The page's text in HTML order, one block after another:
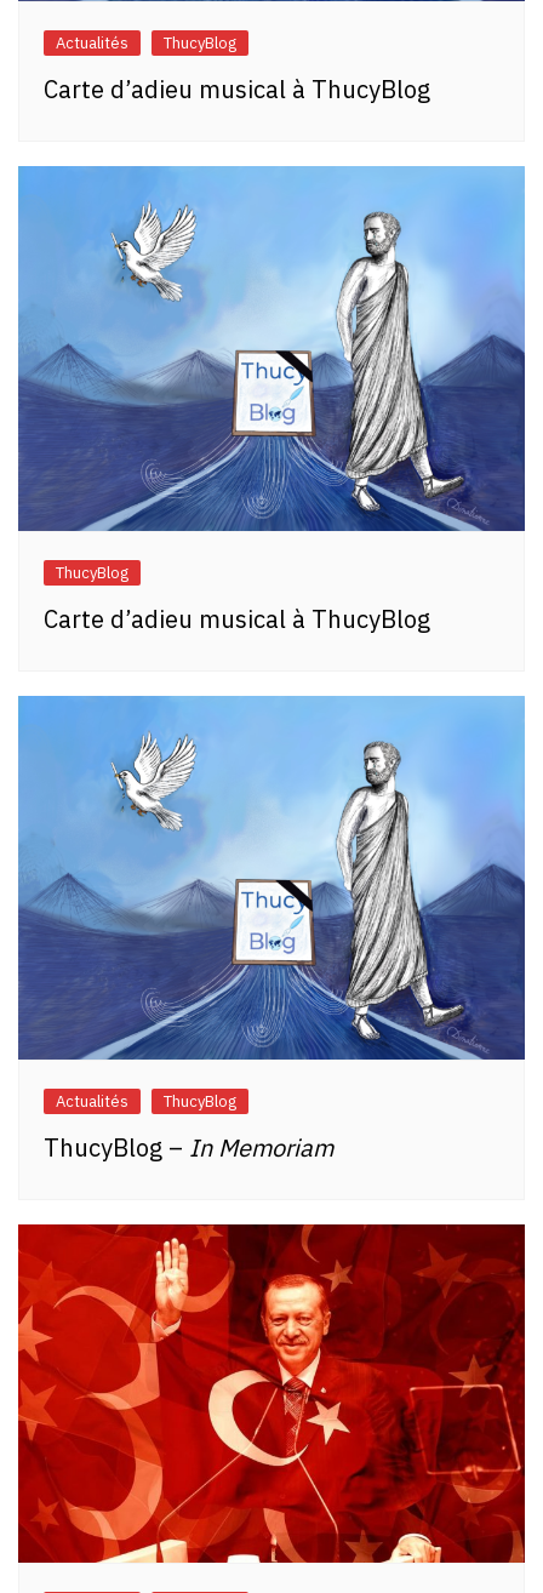
Actualités ThucyBlog
Carte d’adieu musical à ThucyBlog
ThucyBlog
Carte d’adieu musical à ThucyBlog
Actualités ThucyBlog
ThucyBlog – In Memoriam